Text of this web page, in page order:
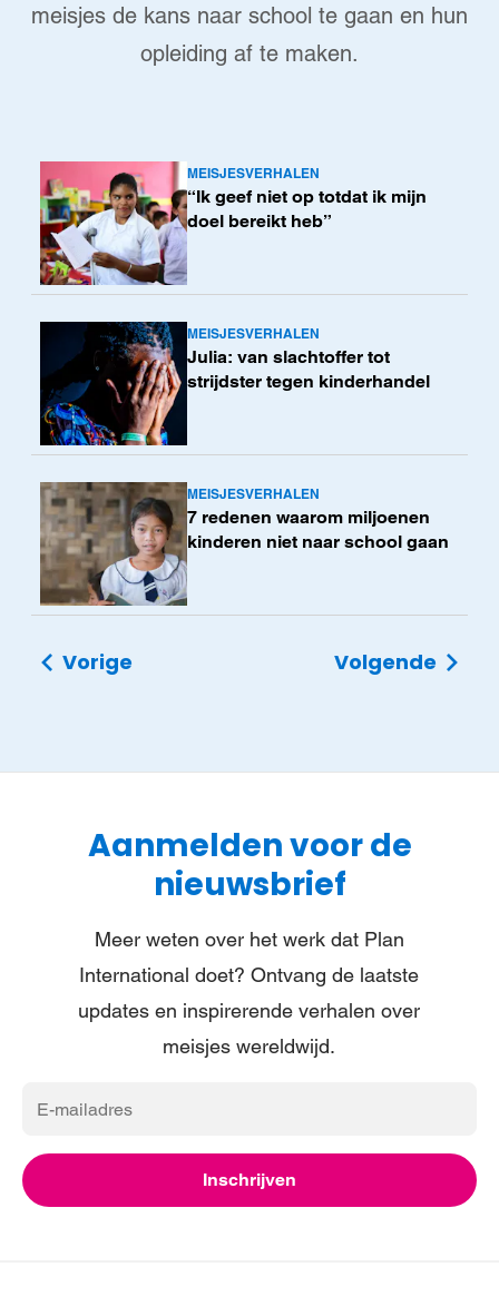
meisjes de kans naar school te gaan en hun
opleiding af te maken.
MEISJESVERHALEN
“Ik geef niet op totdat ik mijn
doel bereikt heb”
Lees
meer
MEISJESVERHALEN
Julia: van slachtoffer tot
strijdster tegen kinderhandel
meer
MEISJESVERHALEN
7 redenen waarom miljoenen
kinderen niet naar school gaan
Lees
meer
Vorige Volgende
Aanmelden voor de
nieuwsbrief
Meer weten over het werk dat Plan
International doet? Ontvang de laatste
updates en inspirerende verhalen over
meisjes wereldwijd.
E-
Inschrijven